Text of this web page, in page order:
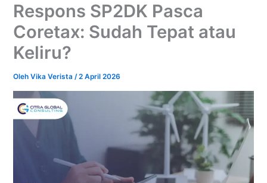
Respons SP2DK Pasca
Coretax: Sudah Tepat atau
Keliru?
OlehVika Verista/2 April 2026